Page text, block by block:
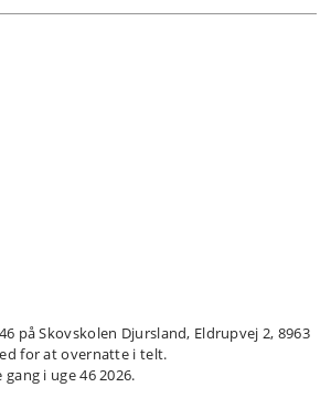
på Skovskolen Djursland, Eldrupvej 2, 8963
for at overnatte i telt.
i uge 46 2026.